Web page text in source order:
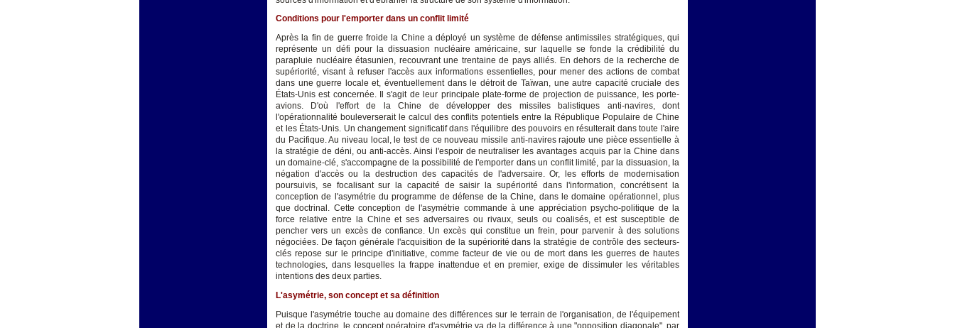
Conditions pour l'emporter dans un conflit limité
Après la fin de guerre froide la Chine a déployé un système de défense antimissiles stratégiques, qui
représente un défi pour la dissuasion nucléaire américaine, sur laquelle se fonde la crédibilité du
parapluie nucléaire étasunien, recouvrant une trentaine de pays alliés. En dehors de la recherche de
supériorité, visant à refuser l'accès aux informations essentielles, pour mener des actions de combat
dans une guerre locale et, éventuellement dans le détroit de Taïwan, une autre capacité cruciale des
États-Unis est concernée. Il s'agit de leur principale plate-forme de projection de puissance, les porte-
avions. D'où l'effort de la Chine de développer des missiles balistiques anti-navires, dont
l'opérationnalité bouleverserait le calcul des conflits potentiels entre la République Populaire de Chine
et les États-Unis. Un changement significatif dans l'équilibre des pouvoirs en résulterait dans toute l'aire
du Pacifique. Au niveau local, le test de ce nouveau missile anti-navires rajoute une pièce essentielle à
la stratégie de déni, ou anti-accès. Ainsi l'espoir de neutraliser les avantages acquis par la Chine dans
un domaine-clé, s'accompagne de la possibilité de l'emporter dans un conflit limité, par la dissuasion, la
négation d'accès ou la destruction des capacités de l'adversaire. Or, les efforts de modernisation
poursuivis, se focalisant sur la capacité de saisir la supériorité dans l'information, concrétisent la
conception de l'asymétrie du programme de défense de la Chine, dans le domaine opérationnel, plus
que doctrinal. Cette conception de l'asymétrie commande à une appréciation psycho-politique de la
force relative entre la Chine et ses adversaires ou rivaux, seuls ou coalisés, et est susceptible de
pencher vers un excès de confiance. Un excès qui constitue un frein, pour parvenir à des solutions
négociées. De façon générale l'acquisition de la supériorité dans la stratégie de contrôle des secteurs-
clés repose sur le principe d'initiative, comme facteur de vie ou de mort dans les guerres de hautes
technologies, dans lesquelles la frappe inattendue et en premier, exige de dissimuler les véritables
intentions des deux parties.
L'asymétrie, son concept et sa définition
Puisque l'asymétrie touche au domaine des différences sur le terrain de l'organisation, de l'équipement
et de la doctrine, le concept opératoire d'asymétrie va de la différence à une "opposition diagonale", par